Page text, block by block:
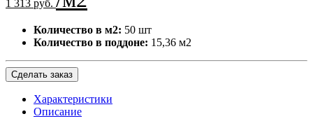
1 313 руб.
Количество в м2: 50 шт
Количество в поддоне: 15,36 м2
Сделать заказ
Характеристики
Описание